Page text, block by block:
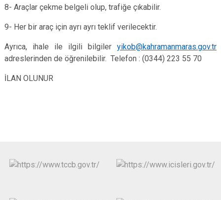
8- Araçlar çekme belgeli olup, trafiğe çıkabilir.
9- Her bir araç için ayrı ayrı teklif verilecektir.
Ayrıca, ihale ile ilgili bilgiler yikob@kahramanmaras.gov.tr
adreslerinden de öğrenilebilir. Telefon : (0344) 223 55 70
İLAN OLUNUR